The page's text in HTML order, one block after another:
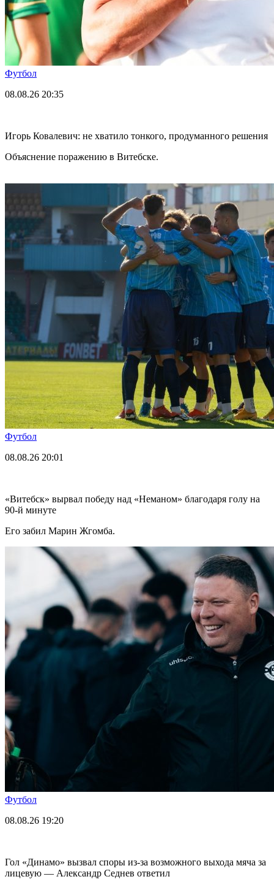
Футбол
08.08.26 20:35
Игорь Ковалевич: не хватило тонкого, продуманного решения
Объяснение поражению в Витебске.
Футбол
08.08.26 20:01
«Витебск» вырвал победу над «Неманом» благодаря голу на
90-й минуте
Его забил Марин Жгомба.
Футбол
08.08.26 19:20
Гол «Динамо» вызвал споры из-за возможного выхода мяча за
лицевую — Александр Седнев ответил